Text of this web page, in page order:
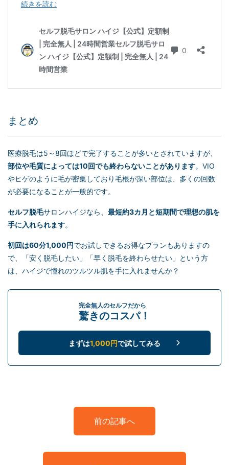
まとめ
医療脱毛は5～8回ほどで完了することが多いとされていますが、
部位や毛質によっては10回でも終わらないことがあります。VIO
やヒゲのように毛が密集しており毛根が深い部位は、多くの回数
が必要になることが一般的です。
セルフ脱毛サロンハイジなら、 最短約3カ月と短期間で理想の肌を
手に入れられます。
初回は60分1,000円でお試しできるお得なプランもありますの
で、「安く脱毛したい」「早く脱毛を終わらせたい」という方
は、ハイジで憧れのツルツル肌を手に入れませんか？
完全無人のセルフだから
驚きのコスパ！
まずは1,000円で試してみる
前の記事へ